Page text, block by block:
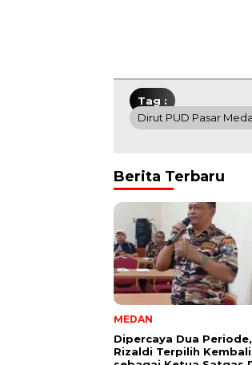
Tag :
Dirut PUD Pasar
Berita Terbaru
MEDAN
Dipercaya Dua
Rizaldi Terpilih Kembali